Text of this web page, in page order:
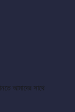
আমাদের সাথে